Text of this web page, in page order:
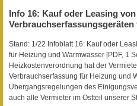
Info 16: Kauf oder Leasing von
Stand: 1/22 Infoblatt 16: Kauf oder
für Heizung und Warmwasser [PDF, 1
Heizkostenverordnung hat der
Verbrauchserfassung für Heizung und
Übergangsregelungen des
auch alle Vermieter im Ostteil unserer